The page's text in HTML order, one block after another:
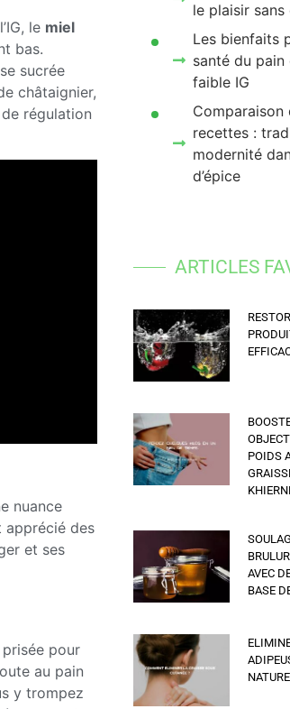
le miel
bas.
sucrée
châtaignier,
régulation
nuance
apprécié des
et ses
pour
au pain
y trompez
le plaisir
Les bienfaits
santé du pain
faible IG
Comparaison
recettes :
modernité
d’épice
ARTICLES
POIDS
AVEC
BASE